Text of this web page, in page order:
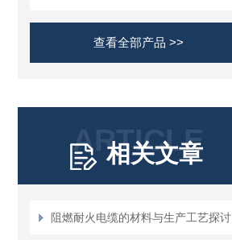
查看全部产品 >>
ARTICLE
相关文章
阻燃耐火电缆的材料与生产工艺探讨